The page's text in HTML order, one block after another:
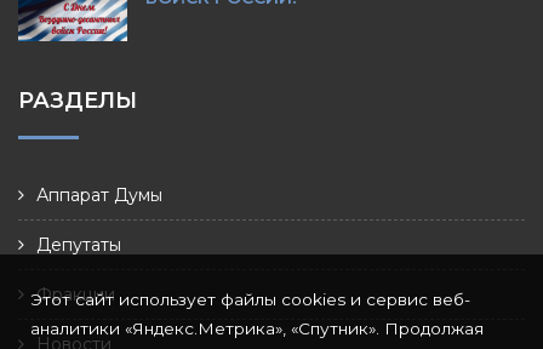
РАЗДЕЛЫ
Аппарат Думы
Депутаты
Фракции
Новости
Этот сайт использует файлы cookies и сервис веб-
аналитики «Яндекс.Метрика», «Спутник». Продолжая